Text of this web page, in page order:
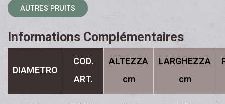
AUTRES PRUITS
Informations Complémentaires
DIAMETRO
COD.
ART.
ALTEZZA
cm
LARGHEZZA
cm